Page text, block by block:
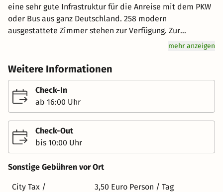
eine sehr gute Infrastruktur für die Anreise mit dem PKW
oder Bus aus ganz Deutschland. 258 modern
ausgestattete Zimmer stehen zur Verfügung. Zur
Standardeinrichtung gehören Telefon, Flatscreen-
mit Dusche auf Anfrage), Fön und WC. Raucherzimmer in
separatem Bereich/ auf Anfrage. Der neu renovierte
Wellnessbereich "Atempause" mit Whilrpool, Dampfbad,
Sauna und Fitnessbereich lädt zum Verweilen ein. Auch
Massagen sind auf Anfrage buchbar. Den Mittelpunkt des
Hauses bildet der Konferenzbereich mit 9
multifunktionalen Räumen und einem Kongresssaal mit
Bühne, Hubpodium und moderner Tagungstechnik. Für
Veranstaltungen von bis zu 650 Personen genau der
richtige Rahmen. Parkmöglichkeiten für PKW sind gegen
Gebühr in der Tiefgarage mit direktem Zugang zum Hotel
mehr anzeigen
Weitere Informationen
Check-In
ab 16:00 Uhr
Check-Out
bis 10:00 Uhr
Sonstige Gebühren vor Ort
City Tax /
3,50 Euro Person / Tag